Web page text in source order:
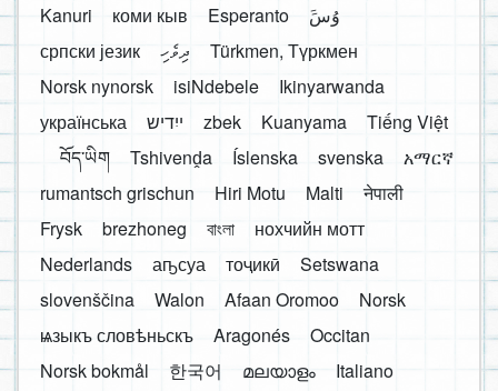
Kanuri
коми кыв Esperanto
َوُسَ
српски језик
ދިވެހި
Türkmen, Түркмен
Norsk nynorsk
isiNdebele
Ikinyarwanda
українська
ייִדיש zbek Kuanyama
Tiếng Việt
བོད་ཡིག
Tshivenḓa Íslenska svenska
አማርኛ
rumantsch grischun
Hiri Motu Malti
नेपाली
Frysk
brezhoneg বাংলা
нохчийн мотт
Nederlands
аҧсуа тоҷикӣ
Setswana
slovenščina
Walon Afaan Oromoo
Norsk
ѩзыкъ словѣньскъ
Aragonés
Occitan
Norsk bokmål
한국어 മലയാളം
Italiano